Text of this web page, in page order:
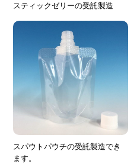
スティックゼリーの受託製造
スパウトパウチの受託製造でき
ます。